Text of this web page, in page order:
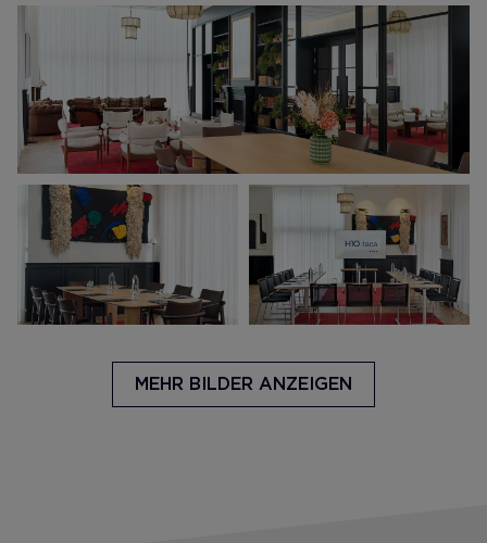
MEHR BILDER ANZEIGEN